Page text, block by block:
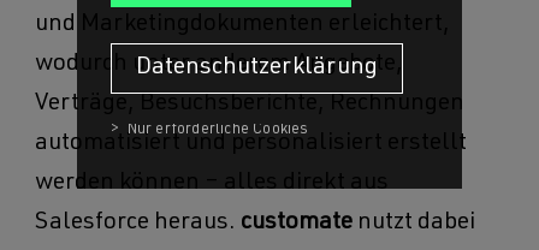
und Marketingdokumenten erleichtert,
wodurch unter anderem Angebote,
Verträge, Besuchsberichte, Rechnungen
automatisiert und personalisiert erstellt
werden können – alles direkt aus
Salesforce heraus. customate nutzt dabei
Datenschutzerklärung